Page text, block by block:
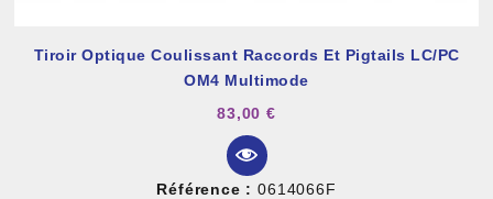
Tiroir Optique Coulissant Raccords Et Pigtails LC/PC
OM4 Multimode
83,00 €
Référence : 0614066F